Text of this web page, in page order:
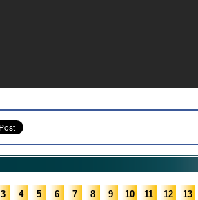
3 4 5 6 7 8 9 10 11 12 13